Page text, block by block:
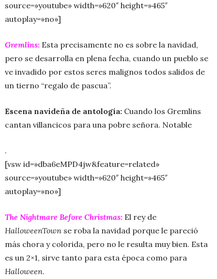
source=»youtube» width=»620″ height=»465″
autoplay=»no»]
Gremlins: Esta precisamente no es sobre la navidad,
pero se desarrolla en plena fecha, cuando un pueblo se
ve invadido por estos seres malignos todos salidos de
un tierno “regalo de pascua”.
Escena navideña de antología: Cuando los Gremlins
cantan villancicos para una pobre señora. Notable
.
[vsw id=»dba6eMPD4jw&feature=related»
source=»youtube» width=»620″ height=»465″
autoplay=»no»]
The Nightmare Before Christmas: El rey de
HalloweenTown se roba la navidad porque le pareció
más chora y colorida, pero no le resulta muy bien. Esta
es un 2×1, sirve tanto para esta época como para
Halloween.